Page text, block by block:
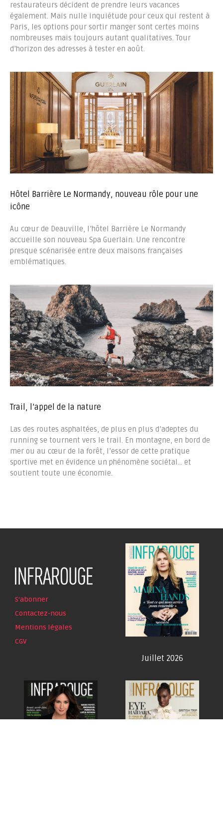
restaurateurs décident de prendre leurs vacances
également. Mais nulle inquiétude pour ceux qui restent à
Paris, les options pour sortir manger sont certes moins
nombreuses mais toujours autant qualitatives. Tour
d’horizon des adresses à tester en août.
Hôtel Barrière Le Normandy, nouveau rôle pour une
icône
Au cœur de Deauville, l’hôtel Barrière Le Normandy
accueille son nouveau Spa Guerlain. Une rencontre
presque scénarisée entre deux maisons françaises
emblématiques.
Trail, l’appel de la nature
Las des routes asphaltées, de plus en plus d’adeptes du
running se tournent vers le trail. En montagne, en bord de
mer ou au cœur de la forêt, l’essor de cette pratique
sportive met en évidence un phénomène sociétal… et
soutient toute une économie.
S'abonner
Contactez-nous
Mentions légales
CGV
Juillet 2026